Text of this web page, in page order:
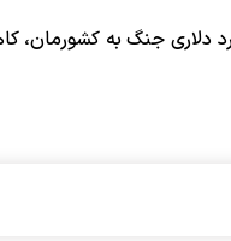
که به واسطه‌ی تحمیل هزینه‌ی ۲۷۰